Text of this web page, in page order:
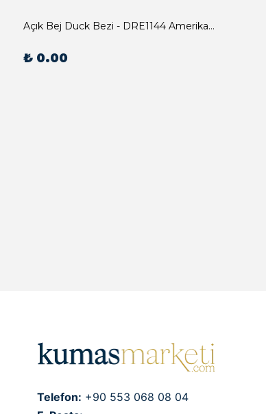
Açık Bej Duck Bezi - DRE1144 Amerikan Servis
₺ 0.00
Telefon: +90 553 068 08 04